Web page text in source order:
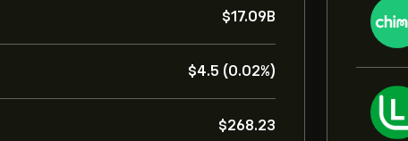
‎$‎17.09B
‎$‎4.5 (0.02%)
‎$‎268.23